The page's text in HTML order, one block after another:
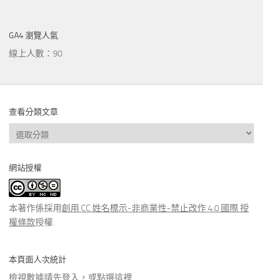
GA4 瀏覽人氣
線上人數：90
查看分類文章
查
看
類
文
章
網站授權
本著作係採用創用 CC 姓名標示-非商業性-禁止改作 4.0 國際 授
權條款授權.
本頁面人次統計
檢視數據請先登入，或點選這裡